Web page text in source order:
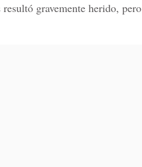
gravemente herido, pero